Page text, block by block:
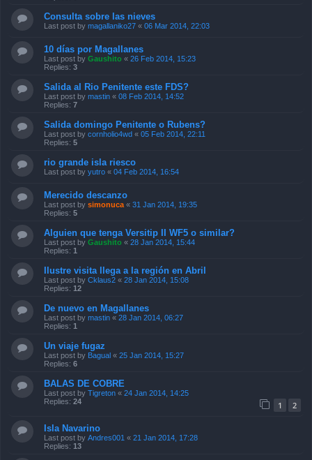
Consulta sobre las nieves
Last post by magallaniko27 « 06 Mar 2014, 22:03
10 días por Magallanes
Last post by Gaushito « 26 Feb 2014, 15:23
Replies: 3
Salida al Rio Penitente este FDS?
Last post by mastin « 08 Feb 2014, 14:52
Replies: 7
Salida domingo Penitente o Rubens?
Last post by cornholio4wd « 05 Feb 2014, 22:11
Replies: 5
rio grande isla riesco
Last post by yutro « 04 Feb 2014, 16:54
Merecido descanzo
Last post by simonuca « 31 Jan 2014, 19:35
Replies: 5
Alguien que tenga Versitip II WF5 o similar?
Last post by Gaushito « 28 Jan 2014, 15:44
Replies: 1
Ilustre visita llega a la región en Abril
Last post by Cklaus2 « 28 Jan 2014, 15:08
Replies: 12
De nuevo en Magallanes
Last post by mastin « 28 Jan 2014, 06:27
Replies: 1
Un viaje fugaz
Last post by Bagual « 25 Jan 2014, 15:27
Replies: 6
BALAS DE COBRE
Last post by Tigreton « 24 Jan 2014, 14:25
Replies: 24 1 2
Isla Navarino
Last post by Andres001 « 21 Jan 2014, 17:28
Replies: 13